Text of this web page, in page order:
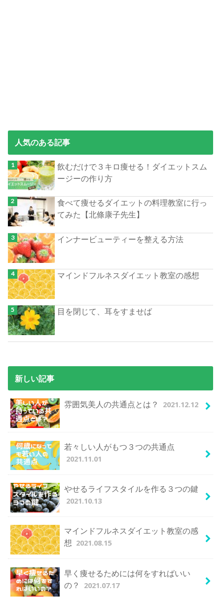
人気のある記事
飲むだけで３キロ痩せる！ダイエットスム
ージーの作り方
食べて痩せるダイエットの料理教室に行っ
てみた【北條康子先生】
インナービューティーを整える方法
マインドフルネスダイエット教室の感想
目を閉じて、耳をすませば
新しい記事
雰囲気美人の共通点とは？ 2021.12.12
若々しい人がもつ３つの共通点
2021.11.01
やせるライフスタイルを作る３つの鍵
2021.10.13
マインドフルネスダイエット教室の感
想 2021.08.15
早く痩せるためには何をすればいい
の？
2021.07.17